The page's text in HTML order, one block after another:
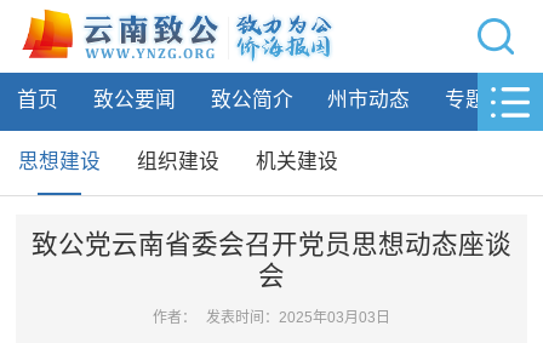
网站导航
首页
致公要闻
州市动态
首页 致公要闻 致公简介 州市动态 专题活动
思想建设 组织建设 机关建设
致公党云南省委会召开党员思想动态座谈
会
作者： 发表时间：2025年03月03日